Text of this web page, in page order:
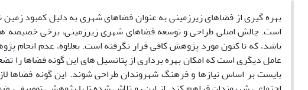
بهره گیری از فضاهای زیرزمینی به عنوان فضاهای شهری به دلیل کمبود
است. چالش اصلی طراحی و توسعه فضاهای شهری زیرزمینی، برخی خصیصه
باشد، که تا کنون مورد پژوهش کافی قرار نگرفته است. بعلاوه، عدم
عامل دیگری است که امکان بهره برداری از پتانسیل های این گونه فضاها
بایست بر اساس نیازها و فرهنگ شهروندان طراحی شوند. این گونه فضاها